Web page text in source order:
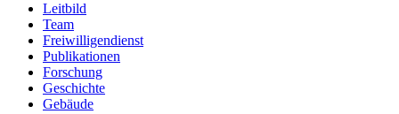
Leitbild
Team
Freiwilligendienst
Publikationen
Forschung
Geschichte
Gebäude